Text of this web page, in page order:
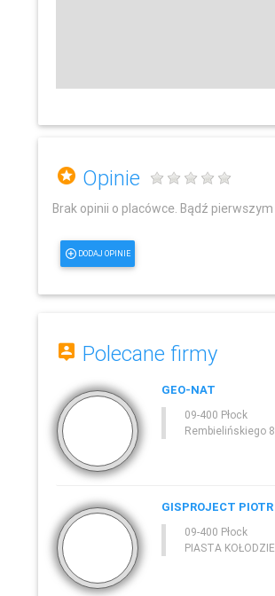
Opinie
Brak opinii o placówce. Bądź
DODAJ OPINIE
Polecane firmy
GEO-NAT
09-400 Płock
Rembielińskiego 8
GISPROJECT
09-400 Płock
PIASTA